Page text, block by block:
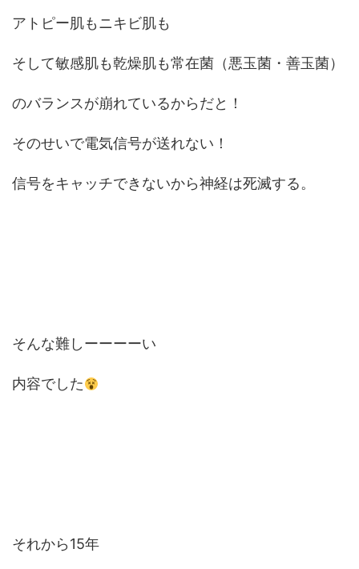
アトピー肌もニキビ肌も
そして敏感肌も乾燥肌も常在菌（悪玉菌・善玉菌）
のバランスが崩れているからだと！
そのせいで電気信号が送れない！
信号をキャッチできないから神経は死滅する。
そんな難しーーーーい
内容でした
それから15年